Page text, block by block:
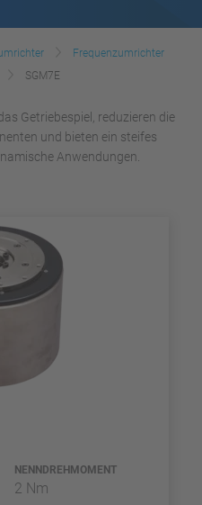
Frequenzumrichter
SGM7E
Getriebespiel, reduzieren die
und bieten ein steifes
Anwendungen.
NENNDREHMOMENT
2 Nm